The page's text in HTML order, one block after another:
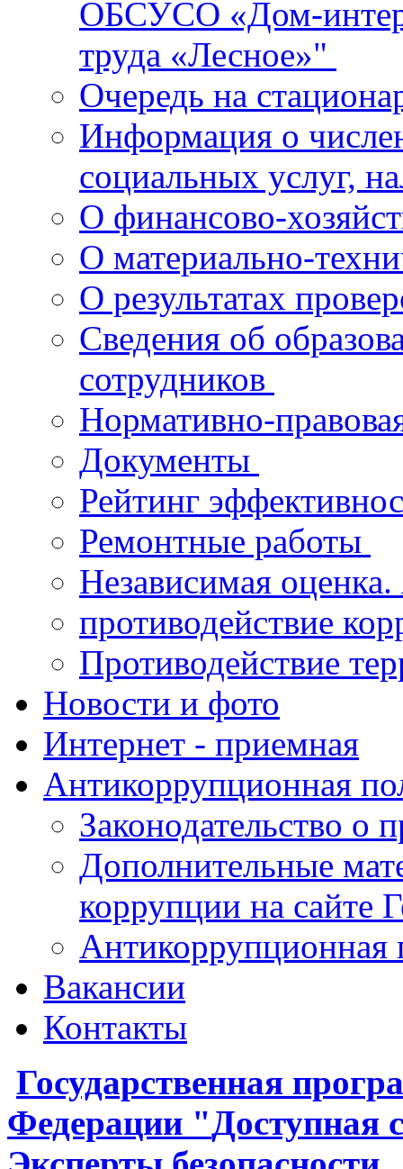
ОБСУСО «Дом-
труда «Лесное»"
Очередь на
Информация о
социальных услуг,
О финансово-
О материально-
О результатах
Сведения об
сотрудников
Нормативно-
Документы
Рейтинг
Ремонтные работы
Независимая
противодействие
Противодействие
Новости и фото
Интернет - приемная
Антикоррупционная
Законодательство о
Дополнительные
коррупции на сайте
Антикоррупционная
Вакансии
Контакты
Государственная
Федерации "Доступная